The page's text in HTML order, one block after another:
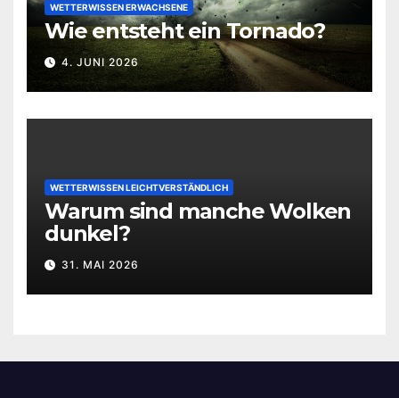
WETTERWISSEN ERWACHSENE
Wie entsteht ein Tornado?
4. JUNI 2026
WETTERWISSEN LEICHTVERSTÄNDLICH
Warum sind manche Wolken
dunkel?
31. MAI 2026